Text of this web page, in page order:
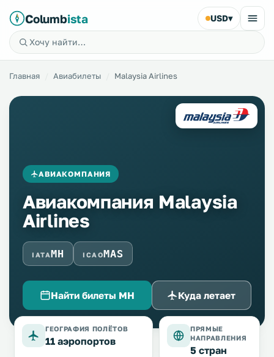
Columbista USD▾
Главная Авиабилеты Malaysia Airlines
АВИАКОМПАНИЯ
Авиакомпания Malaysia
Airlines
IATAMH ICAOMAS
Найти билеты MH Куда летает
ГЕОГРАФИЯ ПОЛЁТОВ
11 аэропортов
ПРЯМЫЕ
НАПРАВЛЕНИЯ
5 стран